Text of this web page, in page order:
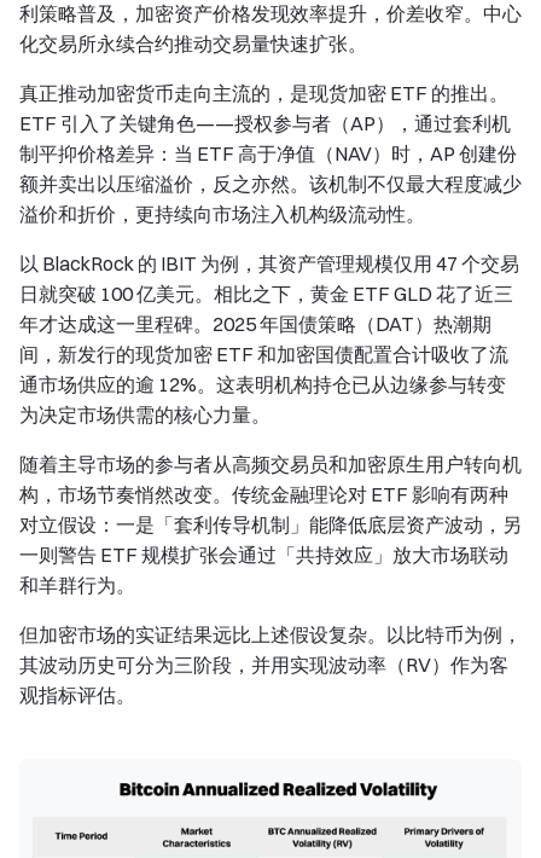
利策略普及，加密资产价格发现效率提升，价差收窄。中心
化交易所永续合约推动交易量快速扩张。
真正推动加密货币走向主流的，是现货加密 ETF 的推出。
ETF 引入了关键角色——授权参与者（AP），通过套利机
制平抑价格差异：当 ETF 高于净值（NAV）时，AP 创建份
额并卖出以压缩溢价，反之亦然。该机制不仅最大程度减少
溢价和折价，更持续向市场注入机构级流动性。
以 BlackRock 的 IBIT 为例，其资产管理规模仅用 47 个交易
日就突破 100 亿美元。相比之下，黄金 ETF GLD 花了近三
年才达成这一里程碑。2025 年国债策略（DAT）热潮期
间，新发行的现货加密 ETF 和加密国债配置合计吸收了流
通市场供应的逾 12%。这表明机构持仓已从边缘参与转变
为决定市场供需的核心力量。
随着主导市场的参与者从高频交易员和加密原生用户转向机
构，市场节奏悄然改变。传统金融理论对 ETF 影响有两种
对立假设：一是「套利传导机制」能降低底层资产波动，另
一则警告 ETF 规模扩张会通过「共持效应」放大市场联动
和羊群行为。
但加密市场的实证结果远比上述假设复杂。以比特币为例，
其波动历史可分为三阶段，并用实现波动率（RV）作为客
观指标评估。